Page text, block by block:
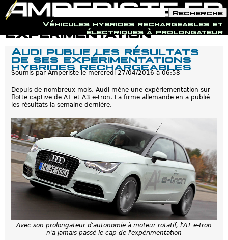
Jump to navigation
Véhicules hybrides rechargeables et
électriques à prolongateur
o
r
m
l
a
i
r
d
e
r
c
h
e
c
h
e
e
c
h
r
c
h
e
expérimentation
Audi publie les résultats
de ses expérimentations
hybrides rechargeables
Soumis parAmperiste lemercredi 27/04/2016 à 06:58
Depuis de nombreux mois, Audi mène une expériementation sur
flotte captive de A1 et A3 e-tron. La firme allemande en a publié
les résultats la semaine dernière.
Avec son prolongateur d'autonomie à moteur rotatif, l'A1 e-tron
n'a jamais passé le cap de l'expérimentation